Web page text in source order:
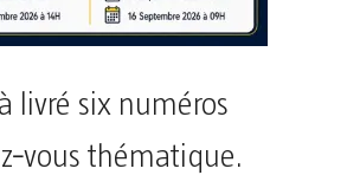
livré six numéros
thématique.